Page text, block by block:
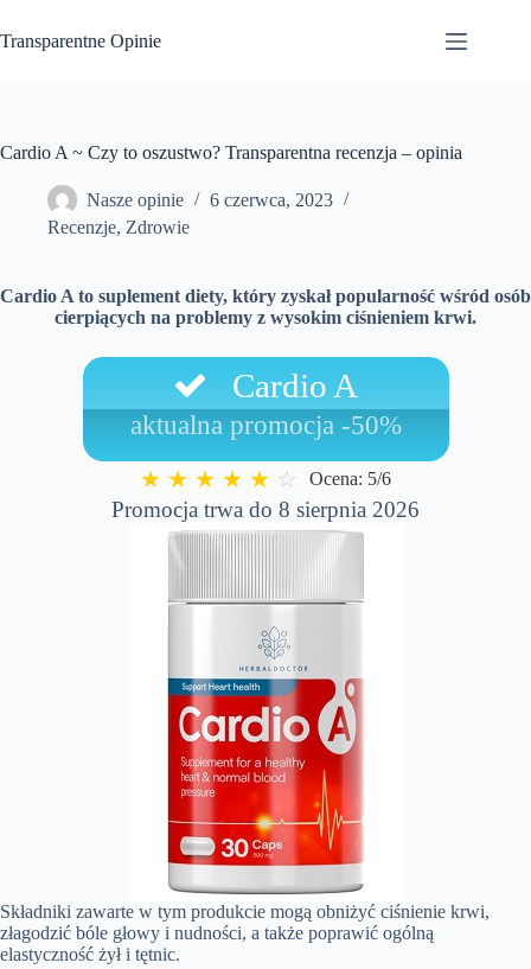
do
treści
Transparentne Opinie
Cardio A ~ Czy to oszustwo? Transparentna recenzja – opinia
Nasze opinie
6 czerwca, 2023
Recenzje, Zdrowie
Cardio A to suplement diety, który zyskał popularność wśród osób
cierpiących na problemy z wysokim ciśnieniem krwi.
Cardio A
aktualna promocja -50%
★ ★ ★ ★ ★ ☆ Ocena: 5/6
Promocja trwa do 8 sierpnia 2026
Składniki zawarte w tym produkcie mogą obniżyć ciśnienie krwi,
złagodzić bóle głowy i nudności, a także poprawić ogólną
elastyczność żył i tętnic.